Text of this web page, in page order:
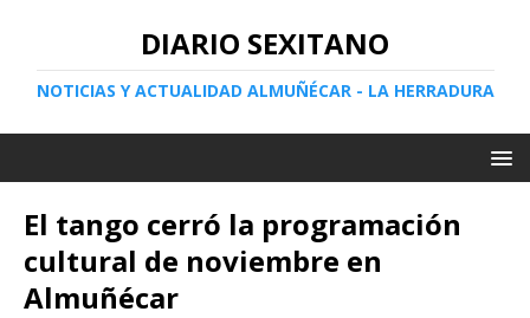
DIARIO SEXITANO
NOTICIAS Y ACTUALIDAD ALMUÑÉCAR - LA HERRADURA
El tango cerró la programación
cultural de noviembre en
Almuñécar